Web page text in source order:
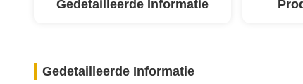
Gedetailleerde Informatie
Gedetailleerde Informatie